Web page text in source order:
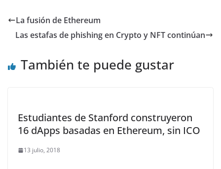
La fusión de Ethereum
Las estafas de phishing en Crypto y NFT continúan
También te puede gustar
Estudiantes de Stanford construyeron
16 dApps basadas en Ethereum, sin ICO
13 julio, 2018